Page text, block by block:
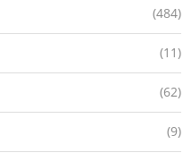
(484)
(11)
(62)
(9)